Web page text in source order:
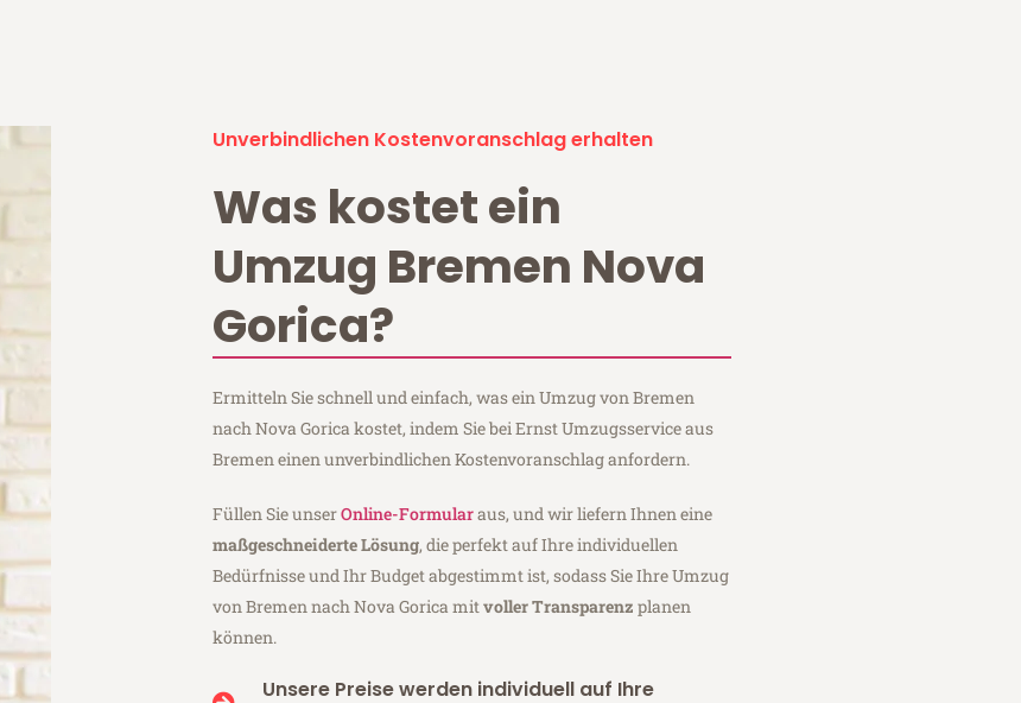
Unverbindlichen Kostenvoranschlag erhalten
Was kostet ein
Umzug Bremen Nova
Gorica?
Ermitteln Sie schnell und einfach, was ein Umzug von Bremen
nach Nova Gorica kostet, indem Sie bei Ernst Umzugsservice aus
Bremen einen unverbindlichen Kostenvoranschlag anfordern.
Füllen Sie unserOnline-Formularaus, und wir liefern Ihnen eine
maßgeschneiderte Lösung, die perfekt auf Ihre individuellen
Bedürfnisse und Ihr Budget abgestimmt ist, sodass Sie Ihre Umzug
von Bremen nach Nova Gorica mitvoller Transparenz planen
können.
Unsere Preise werden individuell auf Ihre